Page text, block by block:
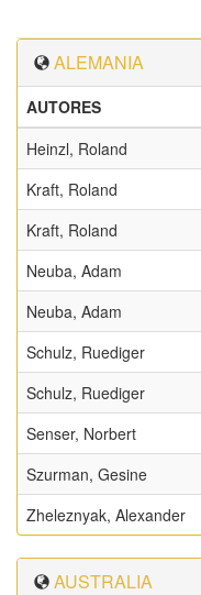
ALEMANIA
AUTORES
Heinzl, Roland
Kraft, Roland
Kraft, Roland
Neuba, Adam
Neuba, Adam
Schulz, Ruediger
Schulz, Ruediger
Senser, Norbert
Szurman, Gesine
Zheleznyak, Alexander
AUSTRALIA